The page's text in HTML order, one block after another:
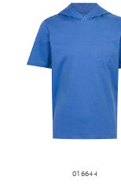
016644